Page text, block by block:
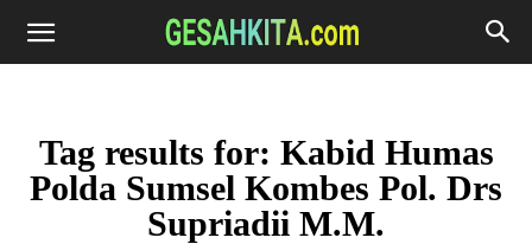
Tag results for: Kabid Humas
Polda Sumsel Kombes Pol. Drs
Supriadii M.M.